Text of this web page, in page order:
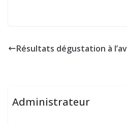
Résultats dégustation à
Administrateur